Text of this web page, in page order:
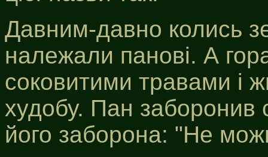
Давним-давно колись
належали панові. А
соковитими травами і
худобу. Пан заборонив
його заборона: "Не